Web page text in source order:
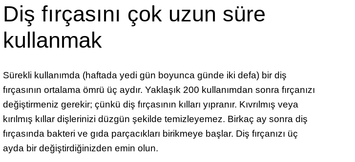
Diş fırçasını çok uzun süre
kullanmak
Sürekli kullanımda (haftada yedi gün boyunca günde iki defa) bir diş
fırçasının ortalama ömrü üç aydır. Yaklaşık 200 kullanımdan sonra fırçanızı
değiştirmeniz gerekir; çünkü diş fırçasının kılları yıpranır. Kıvrılmış veya
kırılmış kıllar dişlerinizi düzgün şekilde temizleyemez. Birkaç ay sonra diş
fırçasında bakteri ve gıda parçacıkları birikmeye başlar. Diş fırçanızı üç
ayda bir değiştirdiğinizden emin olun.